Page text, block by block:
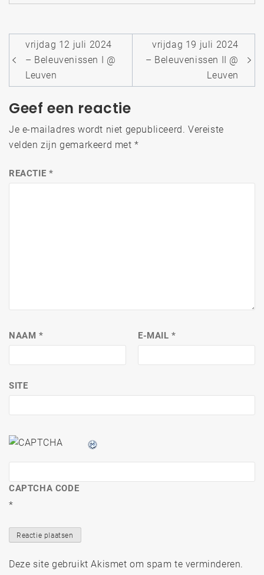
Bericht
navigatie
vrijdag 12 juli 2024
– Beleuvenissen I @
Leuven
vrijdag 19 juli 2024
– Beleuvenissen II @
Leuven
Geef een reactie
Je e-mailadres wordt niet gepubliceerd. Vereiste
velden zijn gemarkeerd met*
REACTIE *
NAAM * E-MAIL*
SITE
CAPTCHA CODE
*
Deze site gebruikt Akismet om spam te verminderen.